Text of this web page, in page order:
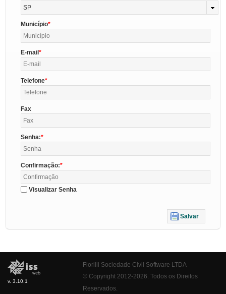
SP
Município
E-mail
Telefone
Fax
Senha:
Confirmação:
Visualizar Senha
Salvar
v. 3.10.1
Fiorilli Sociedade Civil Software LTDA
© Copyright 2012-2026. Todos os Direitos
Reservados.